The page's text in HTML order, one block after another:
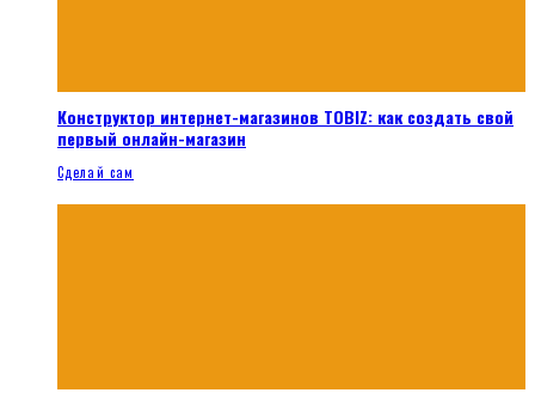
Конструктор интернет-магазинов TOBIZ: как создать свой
первый онлайн-магазин
Сделай сам